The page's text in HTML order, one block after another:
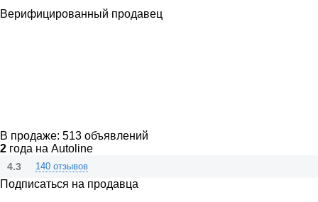
Верифицированный продавец
В продаже: 513 объявлений
2 года на Autoline
4.3 140 отзывов
Подписаться на продавца